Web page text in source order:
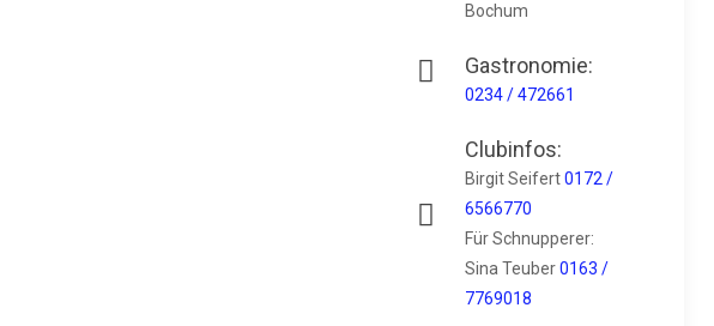
Bochum
Gastronomie:
0234 / 472661
Clubinfos:
Birgit Seifert0172 /
6566770
Für Schnupperer:
Sina Teuber0163 /
7769018